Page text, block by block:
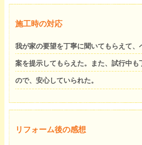
施工時の対応
我が家の要望を丁寧に聞いてもらえて、
案を提示してもらえた。また、試行中も
ので、安心していられた。
リフォーム後の感想